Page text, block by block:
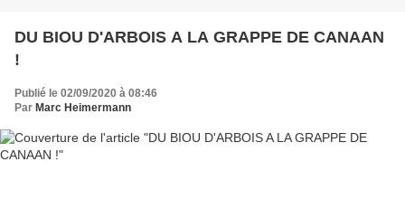
DU BIOU D'ARBOIS A LA GRAPPE DE CANAAN
!
Publié le 02/09/2020 à 08:46
Par Marc Heimermann